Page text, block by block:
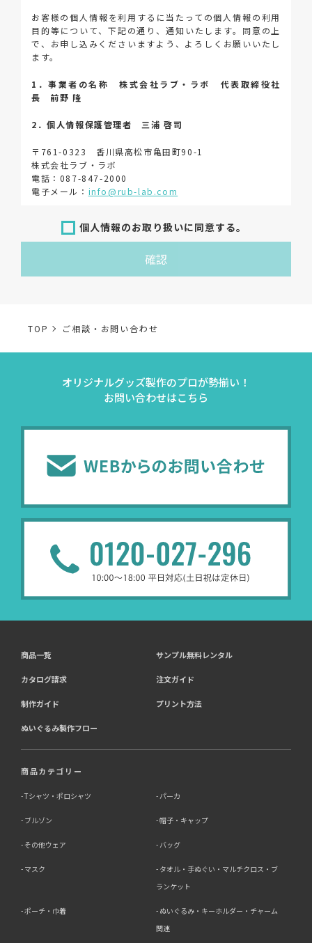
お客様の個人情報を利用するに当たっての個人情報の利用
目的等について、下記の通り、通知いたします。同意の上
で、お申し込みくださいますよう、よろしくお願いいたし
ます。
1．事業者の名称 株式会社ラブ・ラボ 代表取締役社
長 前野 隆
2．個人情報保護管理者 三浦 啓司
〒761-0323 香川県高松市亀田町90-1
株式会社ラブ・ラボ
電話：087-847-2000
電子メール： info@rub-lab.com
3．個人情報（保有個人データを含む）の利用目的
お客様の個人情報は、各種お問い合わせ対応のため、弊社
において正当な事業遂行の範囲内で利用いたします。
事業内容 個人情報の利用目的
受発注業務
（開示対象個人情報）
当社通信販売における
業務上のご連絡および
問い合わせへの対応の
（開示対象個人情報）
契約した小売店より委託された
4．個人情報を第三者に提供することが予定される場合の
事項
第三者に提供する目的：パーソナライズ広告配信および効
提供する個人情報の項目：Cookie 等の識別子、広告 ID、
提供の手段又は方法：当社ウェブサイトのタグ・SDK・
携。
提供先：広告配信事業者（例：Google LLC等）。
い契約（目的外利用禁止、再提供制限、安全管理措置等）
お客様の個人情報は、以下掲げる場合以外に、事前にご本
・法令に基づく場合
・人の生命、身体又は財産の保護にために必要がある場合
個人情報のお取り扱いに同意する。
確認
TOP ご相談・お問い合わせ
オリジナルグッズ製作のプロが勢揃い！
お問い合わせはこちら
商品一覧 サンプル無料レンタル
カタログ請求 注文ガイド
制作ガイド プリント方法
ぬいぐるみ製作フロー
商品カテゴリー
Tシャツ・ポロシャツ パーカ
ブルゾン 帽子・キャップ
その他ウェア バッグ
マスク
タオル・手ぬぐい・マルチクロス・ブ
ランケット
ポーチ・巾着
ぬいぐるみ・キーホルダー・チャーム
関連